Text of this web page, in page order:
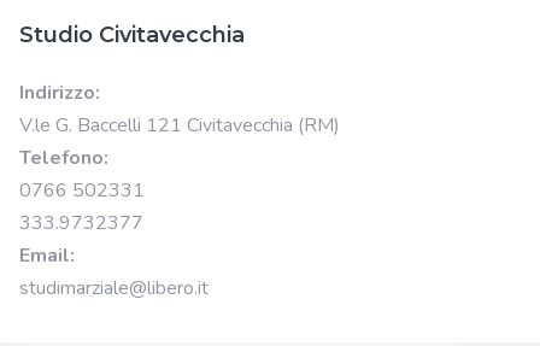
Studio Civitavecchia
Indirizzo:
V.le G. Baccelli 121 Civitavecchia (RM)
Telefono:
0766 502331
333.9732377
Email:
studimarziale@libero.it